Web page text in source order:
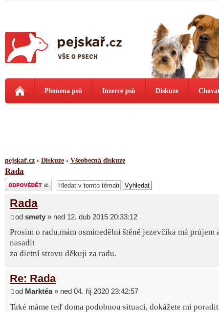
Plemena psů Inzerce psů Diskuze
pejskař.cz ‹ Diskuze ‹ Všeobecná diskuze
Rada
Odeslat odpověď
Rada
od smety » ned 12. dub 2015 20:33:12
Prosim o radu,mám osminedělní štěně jezevčíka má průjem
nasadit
za dietní stravu děkuji za radu.
Re: Rada
od Marktéa» ned 04. říj 2020 23:42:57
Také máme teď doma podobnou situaci, dokážete mi